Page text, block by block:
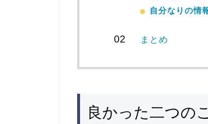
自分なりの情
まとめ
良かった二つの